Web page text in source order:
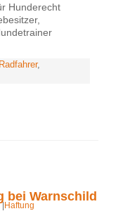
Hunderecht
Radfahrer,
bei Warnschild
|Haftung